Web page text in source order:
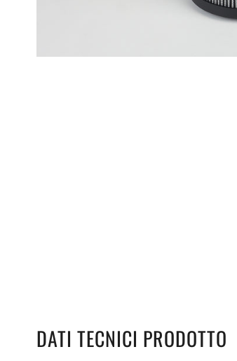
DATI TECNICI PRODOTTO